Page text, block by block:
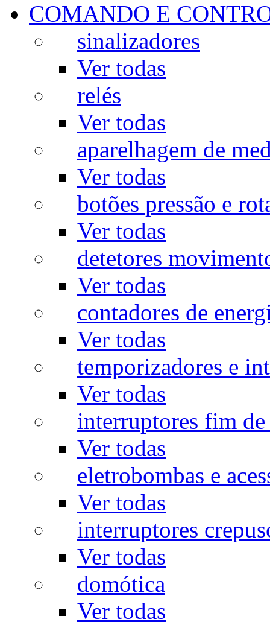
COMANDO E
sinalizadores
Ver todas
relés
Ver todas
aparelhagem de
Ver todas
botões pressão e
Ver todas
detetores
Ver todas
contadores de
Ver todas
temporizadores e
Ver todas
interruptores fim de
Ver todas
eletrobombas e
Ver todas
interruptores
Ver todas
domótica
Ver todas